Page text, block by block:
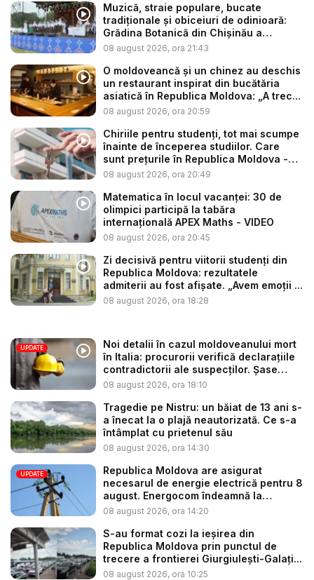
Muzică, straie populare, bucate
tradiționale și obiceiuri de odinioară:
Grădina Botanică din Chișinău a
găzdui...
08 august 2026, ora 21:43
O moldoveancă și un chinez au deschis
un restaurant inspirat din bucătăria
asiatică în Republica Moldova: „A trec...
08 august 2026, ora 20:59
Chiriile pentru studenți, tot mai scumpe
înainte de începerea studiilor. Care
sunt prețurile în Republica Moldova -
V...
08 august 2026, ora 20:49
Matematica în locul vacanței: 30 de
olimpici participă la tabăra
internațională APEX Maths - VIDEO
08 august 2026, ora 20:45
Zi decisivă pentru viitorii studenți din
Republica Moldova: rezultatele
admiterii au fost afișate. „Avem emoții ...
08 august 2026, ora 18:28
UPDATE
Noi detalii în cazul moldoveanului mort
în Italia: procurorii verifică declarațiile
contradictorii ale suspecților. Șase
per...
08 august 2026, ora 18:10
Tragedie pe Nistru: un băiat de 13 ani s-
a înecat la o plajă neautorizată. Ce s-a
întâmplat cu prietenul său
08 august 2026, ora 14:30
UPDATE
Republica Moldova are asigurat
necesarul de energie electrică pentru 8
august. Energocom îndeamnă la
consu...
08 august 2026, ora 14:20
S-au format cozi la ieșirea din
Republica Moldova prin punctul de
trecere a frontierei Giurgiulești-Galați...
08 august 2026, ora 10:25